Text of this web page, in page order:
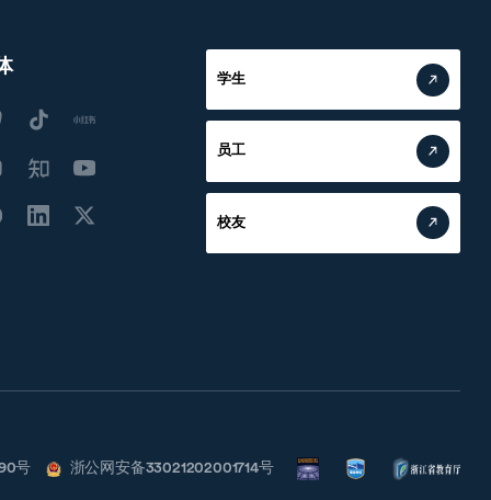
学生
员工
校友
号 浙公网安备33021202001714号